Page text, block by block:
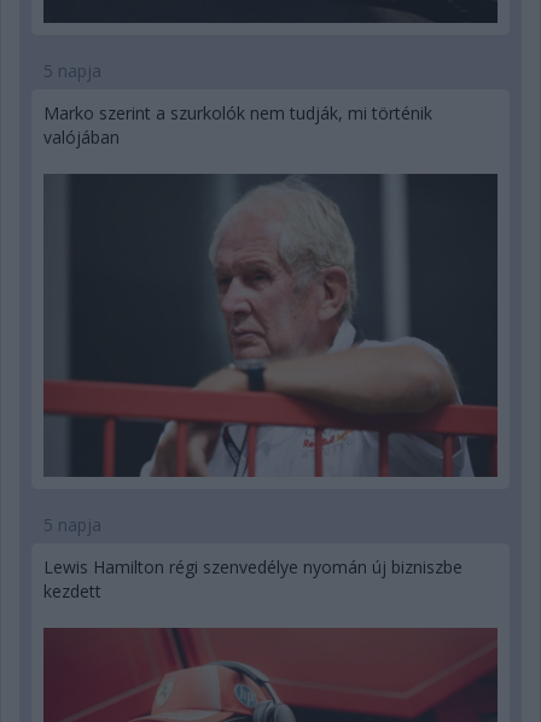
5 napja
Marko szerint a szurkolók nem tudják, mi történik
valójában
5 napja
Lewis Hamilton régi szenvedélye nyomán új bizniszbe
kezdett